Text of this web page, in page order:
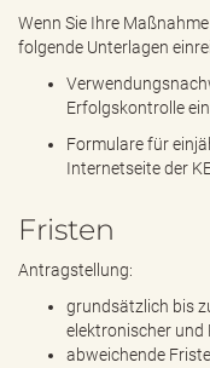
Wenn Sie Ihre
folgende Unterlagen
Erfolgskontrolle
Formulare für
Internetseite der
Fristen
Antragstellung:
grundsätzlich bis
elektronischer und
abweichende